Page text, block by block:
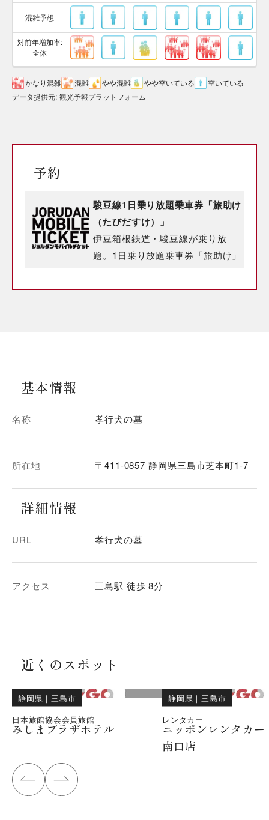
混雑予想
対前年増加率:
全体
かなり混雑 混雑 やや混雑 やや空いている
空いている
データ提供元: 観光予報プラットフォーム
予約
駿豆線1日乗り放題乗車券「旅助け
（たびだすけ）」
伊豆箱根鉄道・駿豆線が乗り放
題。1日乗り放題乗車券「旅助け」
基本情報
名称 孝行犬の墓
所在地 〒411-0857 静岡県三島市芝本町1-7
詳細情報
URL 孝行犬の墓
アクセス 三島駅 徒歩 8分
近くのスポット
静岡県 ｜三島市
日本旅館協会会員旅館
みしまプラザホテル
静岡県 ｜三島市
レンタカー
ニッポンレンタカ
南口店